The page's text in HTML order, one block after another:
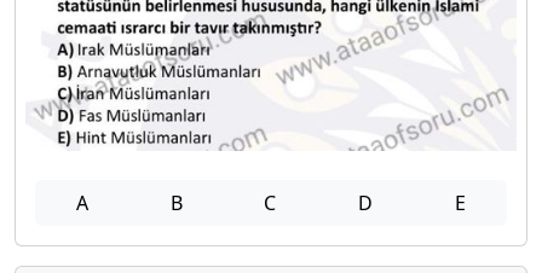
A B C D E